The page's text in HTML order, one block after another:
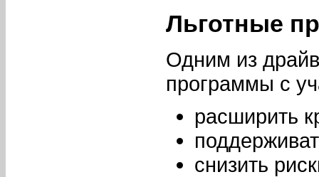
Льготные
Одним из
программы с
расширить
снизить